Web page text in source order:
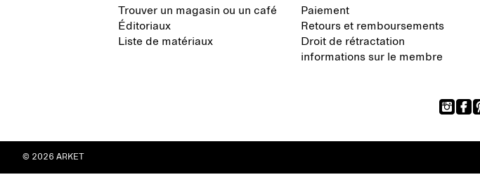
Trouver un magasin ou un café
Éditoriaux
Liste de matériaux
Paiement
Retours et remboursements
Droit de rétractation
informations sur le membre
© 2026 ARKET